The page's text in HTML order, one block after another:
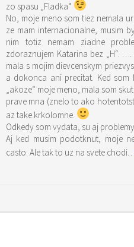
zo spasu „Fladka“
No, moje meno som tiez nemala
ze mam internacionalne, musim
nim totiz nemam ziadne
zdoraznujem Katarina bez „H“. …. a dlzne si odpustim. Problem som
mala s mojim dievcenskym
a dokonca ani precitat. Ked
„akoze“ moje meno, mala som
prave mna (znelo to ako
az take krkolomne.
Odkedy som vydata, su aj
Aj ked musim podotknut, moje
casto. Ale tak to uz na svete chodi…